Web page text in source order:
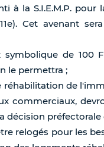
à la S.I.E.M.P.
Cet avenant
de 100
le permettra ;
réhabilitation de
commerciaux,
décision
relogés pour les